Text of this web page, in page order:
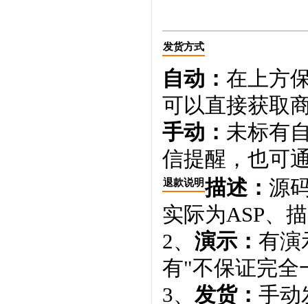
发货方式
自动： 在上方
可以直接获取
手动： 未标有
信提醒，也可
退款说明描述： 源
实际为ASP、
2、 演示： 有演
有"不保证完全
3、 发货： 手动